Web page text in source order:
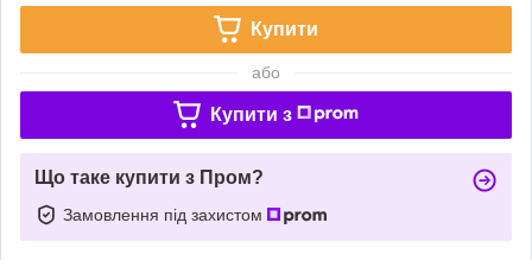
Купити
або
Купити з
Що таке купити з Пром?
Замовлення під захистом